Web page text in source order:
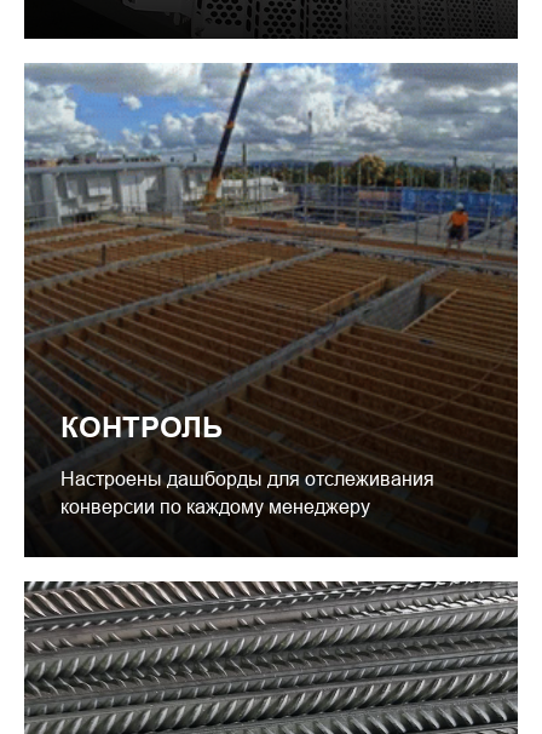
КОНТРОЛЬ
Настроены дашборды для отслеживания
конверсии по каждому менеджеру